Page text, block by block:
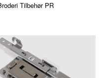
Tilbehør PR